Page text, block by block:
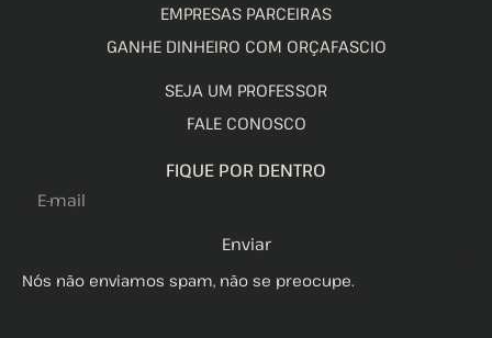
EMPRESAS PARCEIRAS
GANHE DINHEIRO COM ORÇAFASCIO
SEJA UM PROFESSOR
FALE CONOSCO
FIQUE POR DENTRO
Enviar
Nós não enviamos spam, não se preocupe.